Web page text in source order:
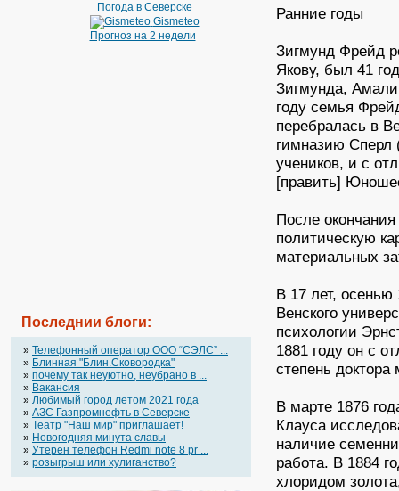
Погода в Северске
Gismeteo
Прогноз на 2 недели
Последнии блоги:
» Телефонный оператор OOO “СЭЛС” ...
» Блинная "Блин.Сковородка"
» почему так неуютно, неубрано в ...
» Вакансия
» Любимый город летом 2021 года
» АЗС Газпромнефть в Северске
» Театр "Наш мир" приглашает!
» Новогодняя минута славы
» Утерен телефон Redmi note 8 pr ...
» розыгрыш или хулиганство?
Ранние годы
Зигмунд Фрейд
Якову, был 41
Зигмунда,
году семья
перебралась в
гимназию
учеников, и с
[править]
После
политическую
материальных
В 17 лет, осенью
Венского
психологии
1881 году он с
степень
В марте 1876
Клауса
наличие
работа. В 1884
хлоридом